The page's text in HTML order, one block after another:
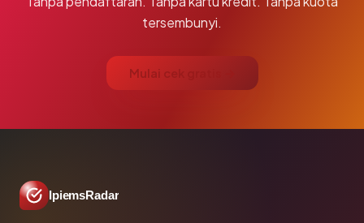
tersembunyi.
Mulai cek gratis →
IpiemsRadar